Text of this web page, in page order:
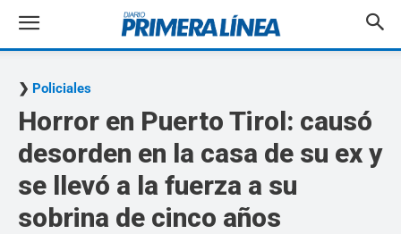
Policiales
Horror en Puerto Tirol: causó
desorden en la casa de su ex y
se llevó a la fuerza a su
sobrina de cinco años